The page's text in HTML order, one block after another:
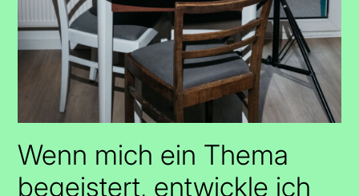
Wenn mich ein Thema
begeistert, entwickle ich